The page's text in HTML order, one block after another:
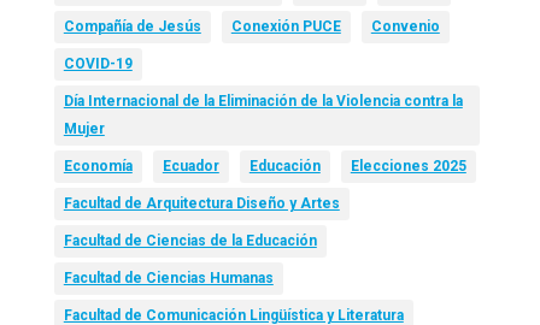
Compañía de Jesús Conexión PUCE Convenio
COVID-19
Día Internacional de la Eliminación de la Violencia contra la
Mujer
Economía Ecuador Educación Elecciones 2025
Facultad de Arquitectura Diseño y Artes
Facultad de Ciencias de la Educación
Facultad de Ciencias Humanas
Facultad de Comunicación Lingüística y Literatura